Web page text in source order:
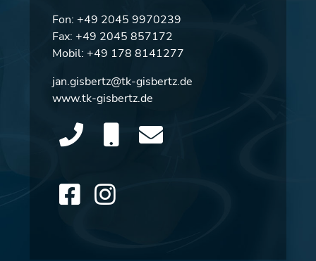
Fon: +49 2045 9970239
Fax: +49 2045 857172
Mobil: +49 178 8141277
jan.gisbertz@tk-gisbertz.de
www.tk-gisbertz.de